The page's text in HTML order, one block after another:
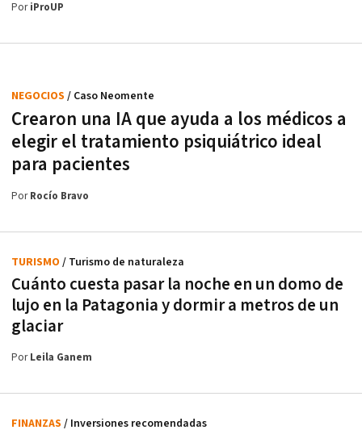
PoriProUP
Crearon una IA que ayuda a los médicos a
elegir el tratamiento psiquiátrico ideal
para pacientes
NEGOCIOS / Caso Neomente
PorRocío Bravo
Cuánto cuesta pasar la noche en un domo de
lujo en la Patagonia y dormir a metros de un
glaciar
TURISMO / Turismo de naturaleza
PorLeila Ganem
FINANZAS / Inversiones recomendadas